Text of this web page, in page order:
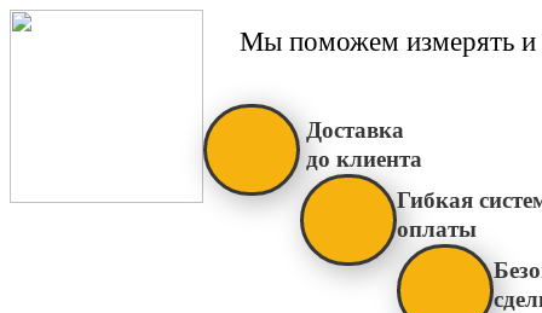
Мы поможем измерять и
Доставка
до клиента
Гибкая
оплаты